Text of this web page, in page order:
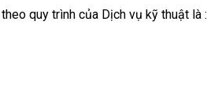
quy trình của Dịch vụ kỹ thuật là :